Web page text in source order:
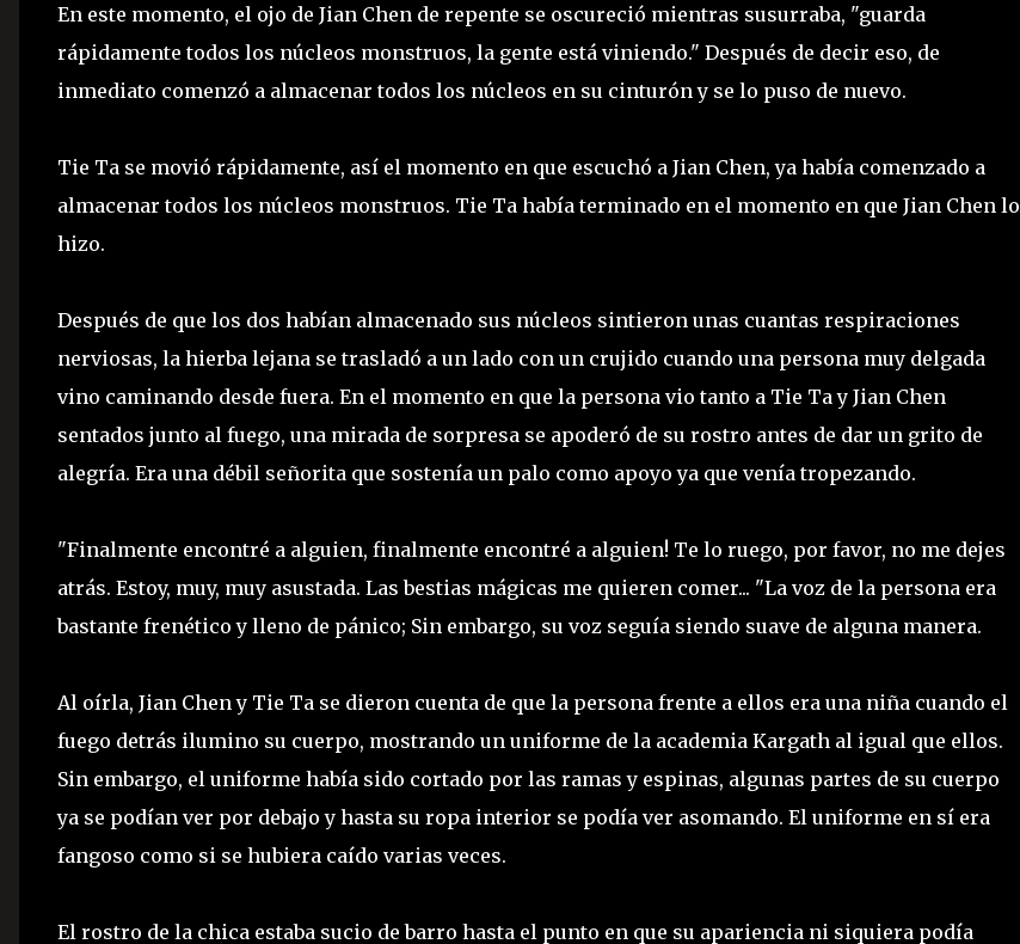
En este momento, el ojo de Jian Chen de repente se oscureció mientras susurraba, "guarda
rápidamente todos los núcleos monstruos, la gente está viniendo." Después de decir eso, de
inmediato comenzó a almacenar todos los núcleos en su cinturón y se lo puso de nuevo.
Tie Ta se movió rápidamente, así el momento en que escuchó a Jian Chen, ya había comenzado a
almacenar todos los núcleos monstruos. Tie Ta había terminado en el momento en que Jian Chen lo
hizo.
Después de que los dos habían almacenado sus núcleos sintieron unas cuantas respiraciones
nerviosas, la hierba lejana se trasladó a un lado con un crujido cuando una persona muy delgada
vino caminando desde fuera. En el momento en que la persona vio tanto a Tie Ta y Jian Chen
sentados junto al fuego, una mirada de sorpresa se apoderó de su rostro antes de dar un grito de
alegría. Era una débil señorita que sostenía un palo como apoyo ya que venía tropezando.
"Finalmente encontré a alguien, finalmente encontré a alguien! Te lo ruego, por favor, no me dejes
atrás. Estoy, muy, muy asustada. Las bestias mágicas me quieren comer... "La voz de la persona era
bastante frenético y lleno de pánico; Sin embargo, su voz seguía siendo suave de alguna manera.
Al oírla, Jian Chen y Tie Ta se dieron cuenta de que la persona frente a ellos era una niña cuando el
fuego detrás ilumino su cuerpo, mostrando un uniforme de la academia Kargath al igual que ellos.
Sin embargo, el uniforme había sido cortado por las ramas y espinas, algunas partes de su cuerpo
ya se podían ver por debajo y hasta su ropa interior se podía ver asomando. El uniforme en sí era
fangoso como si se hubiera caído varias veces.
El rostro de la chica estaba sucio de barro hasta el punto en que su apariencia ni siquiera podía